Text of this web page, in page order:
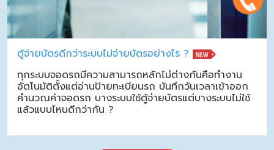
ตู้จ่ายบัตรดีกว่าระบบไม่จ่ายบัตรอย่างไร ?
ทุกระบบจอดรถมีความสามารถหลักไม่ต่างกันคือทำงาน
อัตโนมัติตั้งแต่อ่านป้ายทะเบียนรถ บันทึกวันเวลาเข้าออก
คำนวณค่าจอดรถ บางระบบใช้ตู้จ่ายบัตรแต่บางระบบไม่ใช้
แล้วแบบไหนดีกว่ากัน ?